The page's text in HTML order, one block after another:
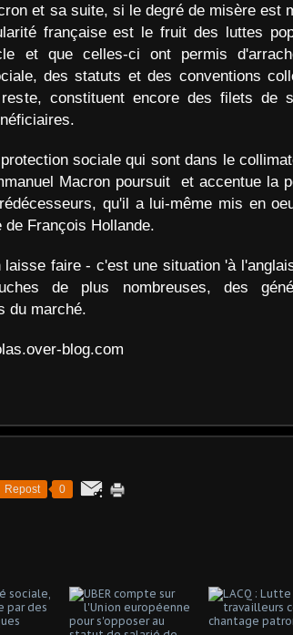
et sa suite, si le degré de misère est
française est le fruit des luttes
et que celles-ci ont permis
des statuts et des conventions
constituent encore des filets de
sociale qui sont dans le
Macron poursuit et accentue la
qu'il a lui-même mis en
François Hollande.
faire - c'est une situation 'à
de plus nombreuses, des
du marché.
blog.com
Repost 0